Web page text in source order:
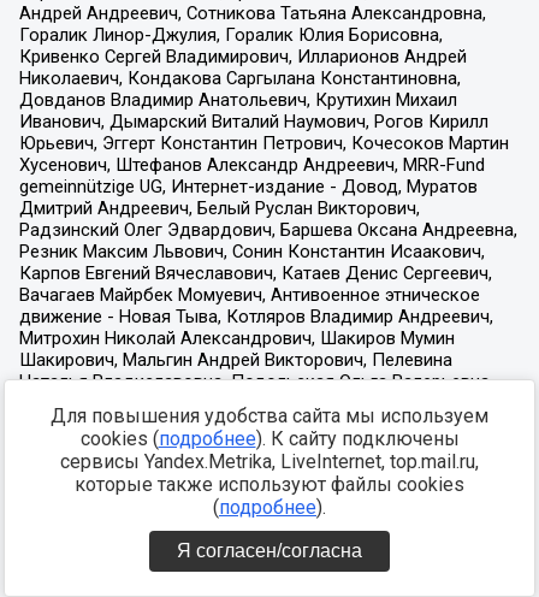
Для повышения удобства сайта мы используем
cookies (подробнее). К сайту подключены
сервисы Yandex.Metrika, LiveInternet, top.mail.ru,
которые также используют файлы cookies
(подробнее).
Я согласен/согласна